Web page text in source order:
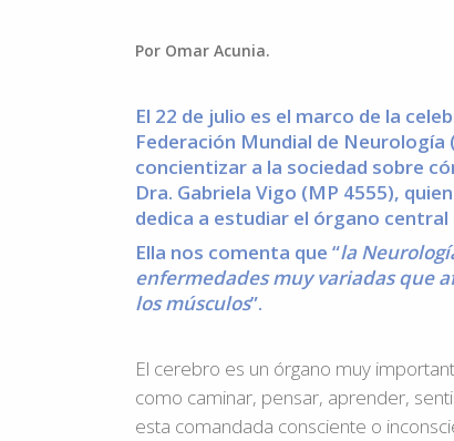
Por Omar Acunia.
El 22 de julio es el marco de la
Federación Mundial de
concientizar a la sociedad sobre
Dra. Gabriela Vigo (MP 4555),
dedica a estudiar el órgano
Ella nos comenta que “la
enfermedades muy variadas que
los músculos”.
El cerebro es un órgano muy
como caminar, pensar, aprender,
esta comandada consciente o